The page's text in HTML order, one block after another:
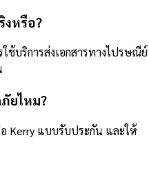
งหรือ?
ช้บริการส่งเอกสารทางไปรษณีย์
ยไหม?
Kerry แบบรับประกัน และให้